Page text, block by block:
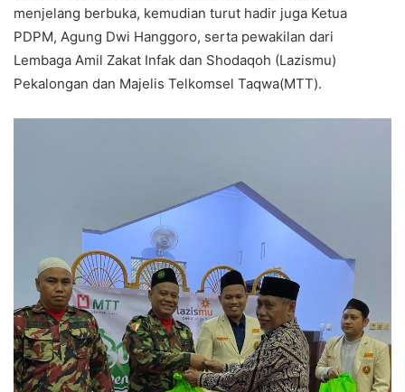
menjelang berbuka, kemudian turut hadir juga Ketua
PDPM, Agung Dwi Hanggoro, serta pewakilan dari
Lembaga Amil Zakat Infak dan Shodaqoh (Lazismu)
Pekalongan dan Majelis Telkomsel Taqwa(MTT).